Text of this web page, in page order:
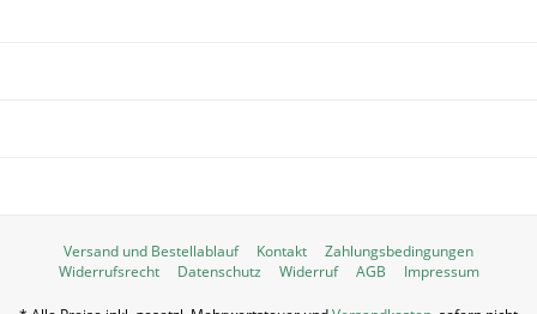
Versand und Bestellablauf Kontakt
Zahlungsbedingungen
Widerrufsrecht
Datenschutz Widerruf AGB Impressum